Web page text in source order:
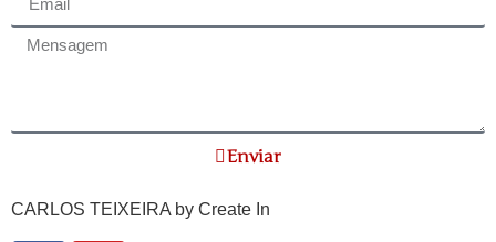
Enviar
CARLOS TEIXEIRA by Create In